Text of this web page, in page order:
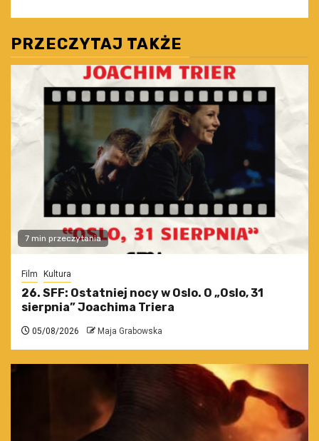
PRZECZYTAJ TAKŻE
7 min przeczytania
Film Kultura
26. SFF: Ostatniej nocy w Oslo. O „Oslo, 31
sierpnia” Joachima Triera
05/08/2026 Maja Grabowska